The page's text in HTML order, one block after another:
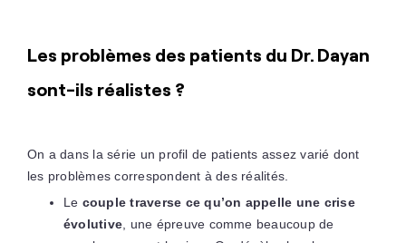
Les problèmes des patients du Dr. Dayan
sont-ils réalistes ?
On a dans la série un profil de patients assez varié dont
les problèmes correspondent à des réalités.
Le couple traverse ce qu’on appelle une crise
évolutive, une épreuve comme beaucoup de